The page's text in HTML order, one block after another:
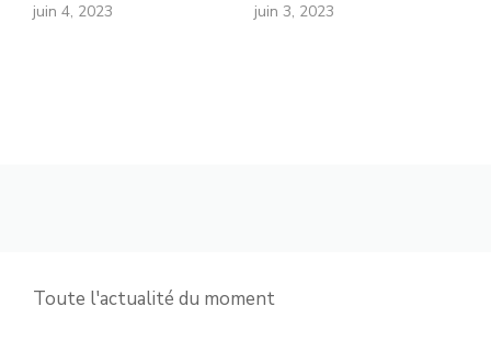
juin 4, 2023 juin 3, 2023
Toute l'actualité du moment